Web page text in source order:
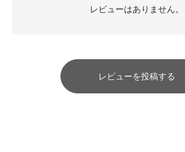
レビューはありません。
レビューを投稿する